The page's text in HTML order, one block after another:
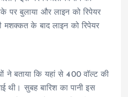
पर बुलाया और लाइन को रिपेयर
मशक्कत के बाद लाइन को रिपेयर
ने बताया कि यहां से 400 वॉल्ट की
थी। सुबह बारिश का पानी इस